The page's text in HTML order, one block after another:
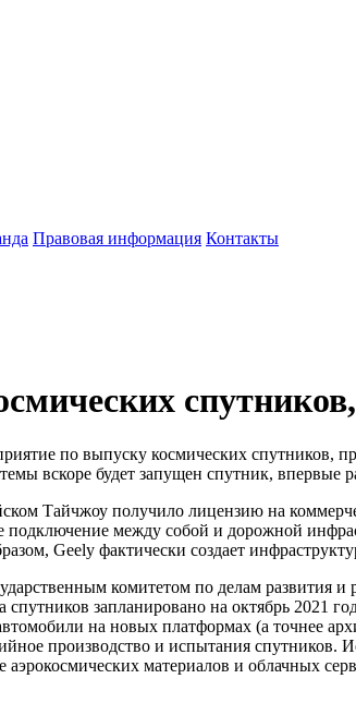
Правовая информация Контакты
по выпуску космических спутников,
вскоре будет запущен спутник, впервые
Тайчжоу получило лицензию на
между собой и дорожной
Geely фактически создает
комитетом по делам развития
запланировано на октябрь 2021
на новых платформах (а точнее
производство и испытания спутников.
материалов и облачных